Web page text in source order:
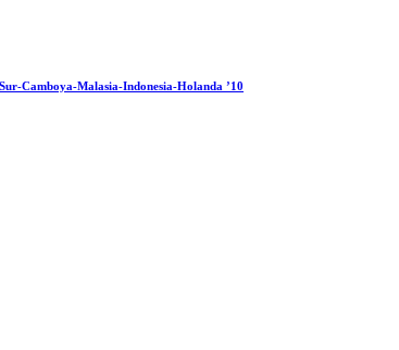
Camboya-Malasia-Indonesia-Holanda ’10